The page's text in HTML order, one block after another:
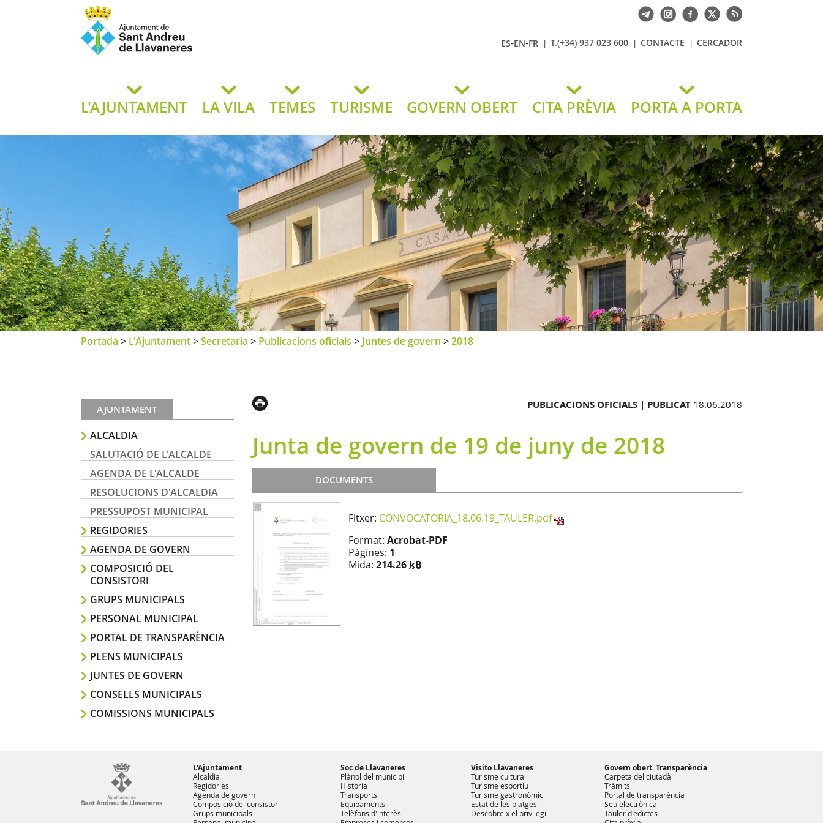
de Llavaneres
ES-EN-FR T.(+34) 937 023 600 CONTACTE CERCADOR
L'AJUNTAMENT LA VILA TEMES TURISME GOVERN OBERT CITA PRÈVIA PORTA A PORTA
Portada > L'Ajuntament>Secretaria > Publicacions oficials > Juntes de govern >2018
AJUNTAMENT
ALCALDIA
SALUTACIÓ DE L'ALCALDE
AGENDA DE L'ALCALDE
RESOLUCIONS D'ALCALDIA
PRESSUPOST MUNICIPAL
REGIDORIES
AGENDA DE GOVERN
COMPOSICIÓ DEL
CONSISTORI
GRUPS MUNICIPALS
PERSONAL MUNICIPAL
PORTAL DE TRANSPARÈNCIA
PLENS MUNICIPALS
JUNTES DE GOVERN
CONSELLS MUNICIPALS
COMISSIONS MUNICIPALS
PUBLICACIONS OFICIALS | PUBLICAT 18.06.2018
Junta de govern de 19 de juny de 2018
DOCUMENTS
Fitxer: CONVOCATORIA_18.06.19_TAULER.pdf
Format: Acrobat-PDF
Pàgines: 1
Mida: 214.26 kB
L'Ajuntament
Alcaldia
Regidories
Agenda de govern
Composició del consistori
Grups municipals
Soc de Llavaneres
Plànol del municipi
Història
Transports
Equipaments
Telèfons d'interès
Visito Llavaneres
Turisme cultural
Turisme esportiu
Turisme gastronòmic
Estat de les platges
Descobreix el privilegi
Govern obert. Transparència
Carpeta del ciutadà
Tràmits
Portal de transparència
Seu electrònica
Tauler d'edictes